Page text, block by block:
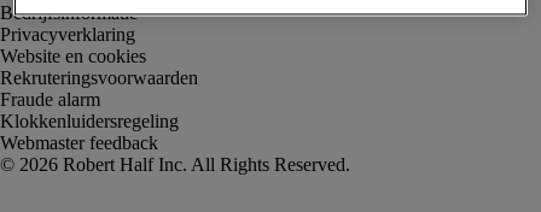
Bedrijfsinformatie
Privacyverklaring
Website en cookies
Rekruteringsvoorwaarden
Fraude alarm
Klokkenluidersregeling
Webmaster feedback